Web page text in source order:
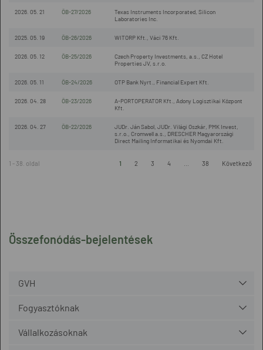
Összefonódás-bejelentések
GVH
Fogyasztóknak
Vállalkozásoknak
2026. 05. 21 ÖB-27/2026
Texas Instruments Incorporated, Silicon
Laboratories Inc.
2025. 05. 19 ÖB-26/2026 WITORP Kft., Váci 76 Kft.
2026. 05. 12 ÖB-25/2026
Czech Property Investments, a.s., CZ Hotel
Properties JV, s.r.o.
2026. 05. 11 ÖB-24/2026 OTP Bank Nyrt., Financial Expert Kft.
2026. 04. 28 ÖB-23/2026
A-PORTOPERATOR Kft., Adony Logisztikai Központ
Kft.
2026. 04. 27 ÖB-22/2026
JUDr. Ján Sabol, JUDr. Világi Oszkár, PMK Invest,
s.r.o., Cromwell a.s., DRESCHER Magyarországi
Direct Mailing Informatikai és Nyomdai Kft.
1 - 38. oldal 1 2 3 4 38 Következő